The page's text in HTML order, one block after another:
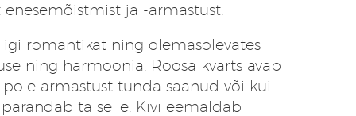
ja -armastust.
romantikat ning olemasolevates
ning harmoonia. Roosa kvarts avab
armastust tunda saanud või kui
ta selle. Kivi eemaldab